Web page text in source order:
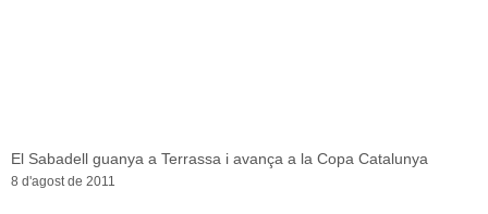
El Sabadell guanya a Terrassa i avança a la Copa Catalunya
8 d'agost de 2011